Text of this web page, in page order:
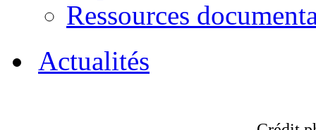
Ressources
Actualités